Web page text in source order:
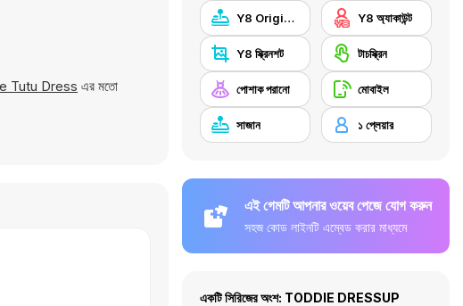
Tutu Dress এর মতো
Y8 Originals Y8 অ্যাকাউন্ট
Y8 স্ক্রিনশট টাচস্ক্রিন
পোশাক পরানো মোবাইল
সাজান ১ প্লেয়ার
এই গেমটি আপনার ওয়েব পেজে যোগ করুন
সহজ কোড লাইনটি এম্বেড করার মাধ্যমে
একটি সিরিজের অংশ: TODDIE DRESSUP